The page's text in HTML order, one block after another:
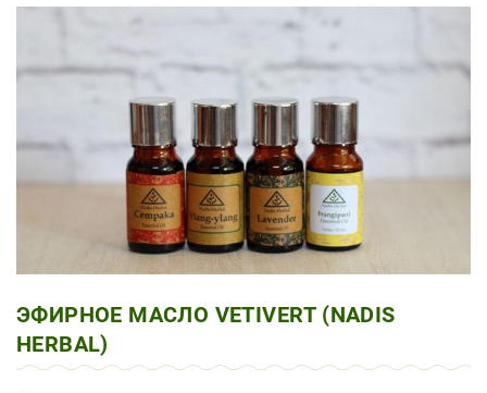
ЭФИРНОЕ МАСЛО VETIVERT (NADIS
HERBAL)